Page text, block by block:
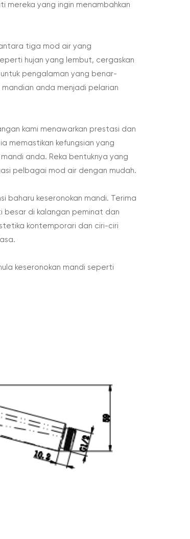
mereka yang ingin menambahkan
tiga mod air yang
hujan yang lembut, cergaskan
pengalaman yang benar-
anda menjadi pelarian
kami menawarkan prestasi dan
memastikan kefungsian yang
anda. Reka bentuknya yang
pelbagai mod air dengan mudah.
baharu keseronokan mandi. Terima
di kalangan peminat dan
kontemporari dan ciri-ciri
keseronokan mandi seperti